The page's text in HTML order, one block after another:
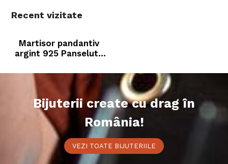
Recent vizitate
Martisor pandantiv
argint 925 Panseluta
Bijuterii create cu drag în
România!
VEZI TOATE BIJUTERIILE